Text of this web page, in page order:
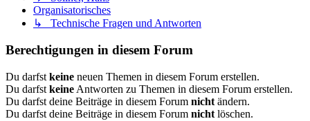
Organisatorisches
↳ Technische Fragen und Antworten
Berechtigungen in diesem Forum
Du darfst keine neuen Themen in diesem Forum erstellen.
Du darfst keine Antworten zu Themen in diesem Forum erstellen.
Du darfst deine Beiträge in diesem Forum nicht ändern.
Du darfst deine Beiträge in diesem Forum nicht löschen.